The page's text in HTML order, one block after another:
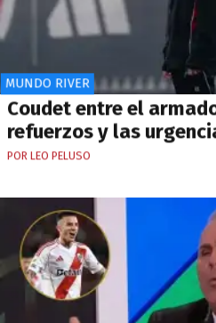
MUNDO RIVER
Coudet entre el
refuerzos y las
POR LEO PELUSO